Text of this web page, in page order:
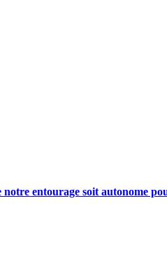
entourage soit autonome